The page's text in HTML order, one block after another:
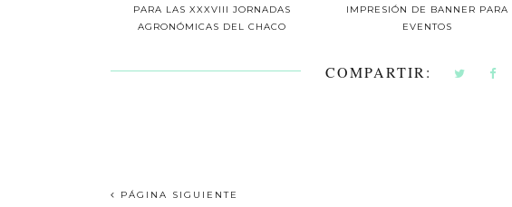
PARA LAS XXXVIII JORNADAS
AGRONÓMICAS DEL CHACO
IMPRESIÓN DE BANNER PARA
EVENTOS
COMPARTIR:
PÁGINA SIGUIENTE